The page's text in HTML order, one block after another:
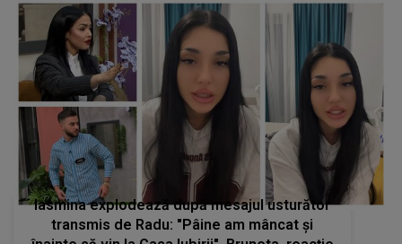
Iasmina explodează după mesajul usturător
transmis de Radu: "Pâine am mâncat și
înainte să vin la Casa Iubirii". Bruneta, reacție
cu subînțeles la adresa Andreei Mantea:
"Dacă nu las capul jos în fața oamenilor se
numește obrăznicie"